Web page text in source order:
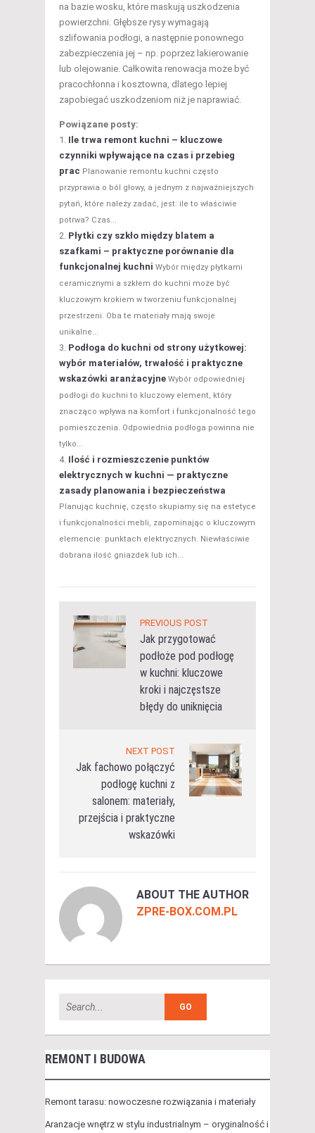
na bazie wosku, które maskują uszkodzenia
powierzchni. Głębsze rysy wymagają
szlifowania podłogi, a następnie ponownego
zabezpieczenia jej – np. poprzez lakierowanie
lub olejowanie. Całkowita renowacja może być
pracochłonna i kosztowna, dlatego lepiej
zapobiegać uszkodzeniom niż je naprawiać.
Powiązane posty:
Ile trwa remont kuchni – kluczowe
czynniki wpływające na czas i przebieg
prac Planowanie remontu kuchni często
przyprawia o ból głowy, a jednym z najważniejszych
pytań, które należy zadać, jest: ile to właściwie
potrwa? Czas...
Płytki czy szkło między blatem a
szafkami – praktyczne porównanie dla
funkcjonalnej kuchni Wybór między płytkami
ceramicznymi a szkłem do kuchni może być
kluczowym krokiem w tworzeniu funkcjonalnej
przestrzeni. Oba te materiały mają swoje
unikalne...
Podłoga do kuchni od strony użytkowej:
wybór materiałów, trwałość i praktyczne
wskazówki aranżacyjne Wybór odpowiedniej
podłogi do kuchni to kluczowy element, który
znacząco wpływa na komfort i funkcjonalność tego
pomieszczenia. Odpowiednia podłoga powinna nie
tylko...
Ilość i rozmieszczenie punktów
elektrycznych w kuchni — praktyczne
zasady planowania i bezpieczeństwa
Planując kuchnię, często skupiamy się na estetyce
i funkcjonalności mebli, zapominając o kluczowym
elemencie: punktach elektrycznych. Niewłaściwie
dobrana ilość gniazdek lub ich...
PREVIOUS POST
Jak przygotować
podłoże pod podłogę
w kuchni: kluczowe
kroki i najczęstsze
błędy do uniknięcia
NEXT POST
Jak fachowo połączyć
podłogę kuchni z
salonem: materiały,
przejścia i praktyczne
wskazówki
ABOUT THE AUTHOR
ZPRE-BOX.COM.PL
REMONT I BUDOWA
Remont tarasu: nowoczesne rozwiązania i materiały
Aranżacje wnętrz w stylu industrialnym – oryginalność i